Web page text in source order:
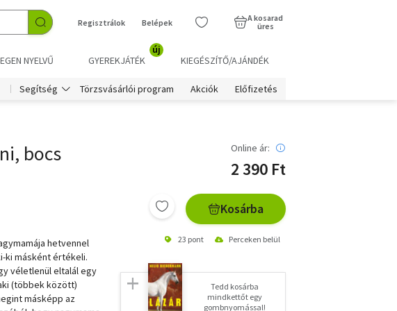
Regisztrálok Belépek
A kosarad
üres
NYELVŰ GYEREKJÁTÉK
új
KIEGÉSZÍTŐ/AJÁNDÉK
Segítség Törzsvásárlói program Akciók Előfizetés
bocs
hetvennel
ki másként értékeli.
véletlenül eltalál egy
(többek között)
másképp az
Online ár:
2 390 Ft
Kosárba
23 pont Perceken belül
Tedd kosárba
mindkettőt egy
gombnyomással!